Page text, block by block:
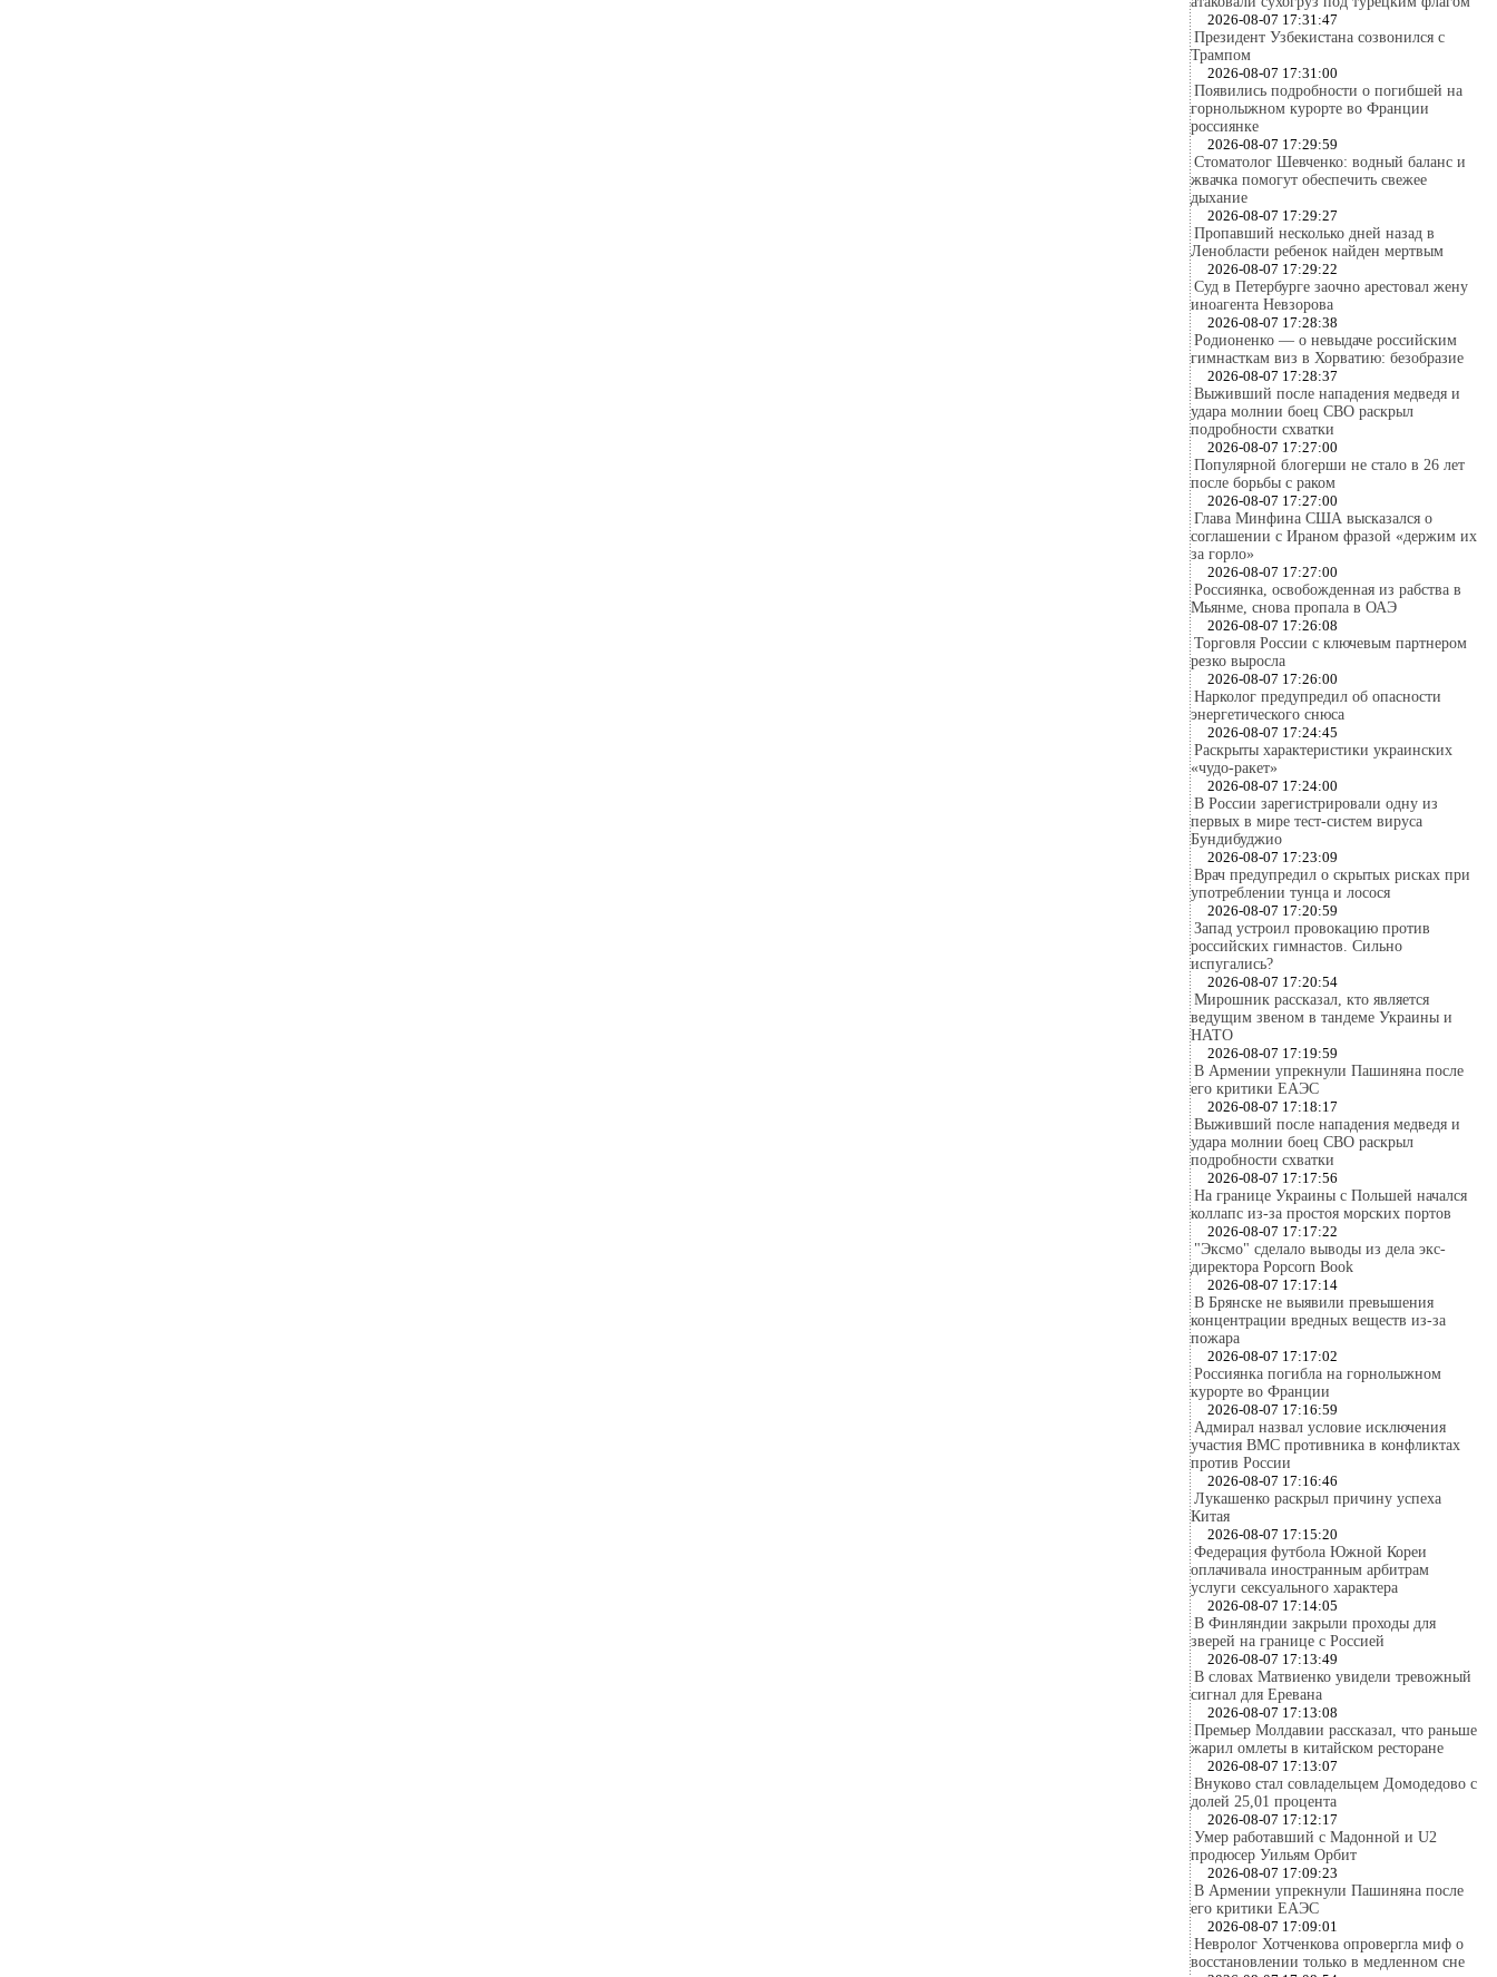
2026-08-07 17:31:47
Президент Узбекистана созвонился с
Трампом
2026-08-07 17:31:00
Появились подробности о погибшей на
горнолыжном курорте во Франции
россиянке
2026-08-07 17:29:59
Стоматолог Шевченко: водный баланс и
жвачка помогут обеспечить свежее
дыхание
2026-08-07 17:29:27
Пропавший несколько дней назад в
Ленобласти ребенок найден мертвым
2026-08-07 17:29:22
Суд в Петербурге заочно арестовал жену
иноагента Невзорова
2026-08-07 17:28:38
Родионенко — о невыдаче российским
гимнасткам виз в Хорватию: безобразие
2026-08-07 17:28:37
Выживший после нападения медведя и
удара молнии боец СВО раскрыл
подробности схватки
2026-08-07 17:27:00
Популярной блогерши не стало в 26 лет
после борьбы с раком
2026-08-07 17:27:00
Глава Минфина США высказался о
соглашении с Ираном фразой «держим их
за горло»
2026-08-07 17:27:00
Россиянка, освобожденная из рабства в
Мьянме, снова пропала в ОАЭ
2026-08-07 17:26:08
Торговля России с ключевым партнером
резко выросла
2026-08-07 17:26:00
Нарколог предупредил об опасности
энергетического снюса
2026-08-07 17:24:45
Раскрыты характеристики украинских
«чудо-ракет»
2026-08-07 17:24:00
В России зарегистрировали одну из
первых в мире тест-систем вируса
Бундибуджио
2026-08-07 17:23:09
Врач предупредил о скрытых рисках при
употреблении тунца и лосося
2026-08-07 17:20:59
Запад устроил провокацию против
российских гимнастов. Сильно
испугались?
2026-08-07 17:20:54
Мирошник рассказал, кто является
ведущим звеном в тандеме Украины и
НАТО
2026-08-07 17:19:59
В Армении упрекнули Пашиняна после
его критики ЕАЭС
2026-08-07 17:18:17
Выживший после нападения медведя и
удара молнии боец СВО раскрыл
подробности схватки
2026-08-07 17:17:56
На границе Украины с Польшей начался
коллапс из-за простоя морских портов
2026-08-07 17:17:22
"Эксмо" сделало выводы из дела экс-
директора Popcorn Book
2026-08-07 17:17:14
В Брянске не выявили превышения
концентрации вредных веществ из-за
пожара
2026-08-07 17:17:02
Россиянка погибла на горнолыжном
курорте во Франции
2026-08-07 17:16:59
Адмирал назвал условие исключения
участия ВМС противника в конфликтах
против России
2026-08-07 17:16:46
Лукашенко раскрыл причину успеха
Китая
2026-08-07 17:15:20
Федерация футбола Южной Кореи
оплачивала иностранным арбитрам
услуги сексуального характера
2026-08-07 17:14:05
В Финляндии закрыли проходы для
зверей на границе с Россией
2026-08-07 17:13:49
В словах Матвиенко увидели тревожный
сигнал для Еревана
2026-08-07 17:13:08
Премьер Молдавии рассказал, что раньше
жарил омлеты в китайском ресторане
2026-08-07 17:13:07
Внуково стал совладельцем Домодедово с
долей 25,01 процента
2026-08-07 17:12:17
Умер работавший с Мадонной и U2
продюсер Уильям Орбит
2026-08-07 17:09:23
В Армении упрекнули Пашиняна после
его критики ЕАЭС
2026-08-07 17:09:01
Невролог Хотченкова опровергла миф о
восстановлении только в медленном сне